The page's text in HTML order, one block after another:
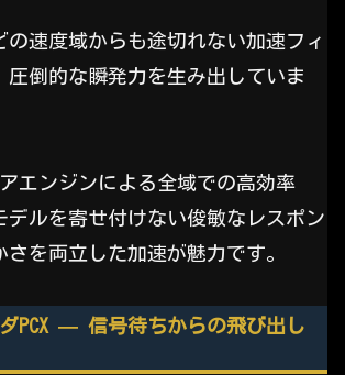
の速度域からも途切れない加速フィ
圧倒的な瞬発力を生み出していま
エンジンによる全域での高効率
デルを寄せ付けない俊敏なレスポン
さを両立した加速が魅力です。
PCX — 信号待ちからの飛び出し